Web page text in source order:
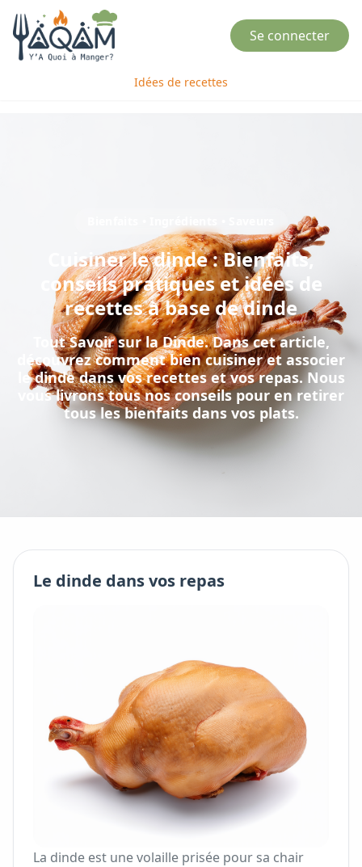
Se connecter
Idées de recettes
Cuisinerledinde: Bienfaits,
conseils pratiques et idées de
recettes à base dedinde
Tout Savoir sur la Dinde. Dans cet article,
découvrez comment bien cuisiner et associer
ledindedans vos recettes et vos repas. Nous
vous livrons tous nos conseils pour en retirer
tous les bienfaits dans vos plats.
Le dinde dans vos repas
La dinde est une volaille prisée pour sa chair